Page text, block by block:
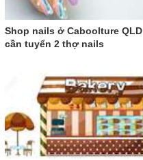
Shop nails ở Caboolture QLD
cần tuyển 2 thợ nails